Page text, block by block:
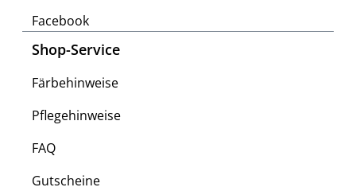
Facebook
Shop-Service
Färbehinweise
Pflegehinweise
FAQ
Gutscheine